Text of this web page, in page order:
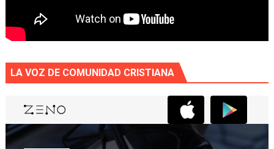
LA VOZ DE COMUNIDAD CRISTIANA